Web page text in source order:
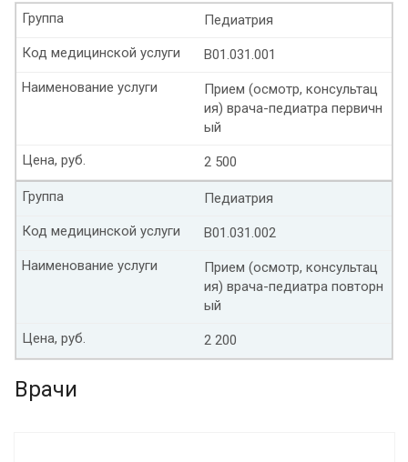
Педиатрия
Группа
B01.031.001
Код медицинской услуги
Прием (осмотр, консультац
ия) врача-педиатра первичн
ый
Наименование услуги
2 500
Цена, руб.
Педиатрия
Группа
B01.031.002
Код медицинской услуги
Прием (осмотр, консультац
ия) врача-педиатра повторн
ый
Наименование услуги
2 200
Цена, руб.
Врачи